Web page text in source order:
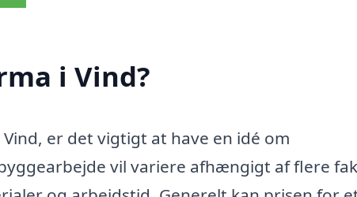
i Vind?
er det vigtigt at have en idé om
vil variere afhængigt af flere